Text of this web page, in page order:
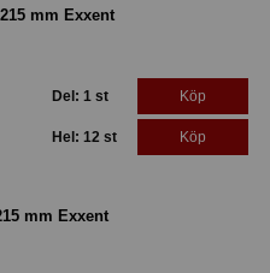
mm Exxent
Del: 1 st Köp
Hel: 12 st Köp
mm Exxent